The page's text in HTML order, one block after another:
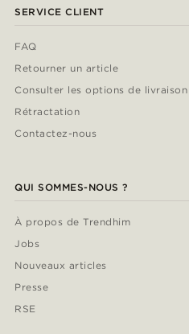
SERVICE CLIENT
FAQ
Retourner un article
Consulter les options de livraison
Rétractation
Contactez-nous
QUI SOMMES-NOUS ?
À propos de Trendhim
Jobs
Nouveaux articles
Presse
RSE